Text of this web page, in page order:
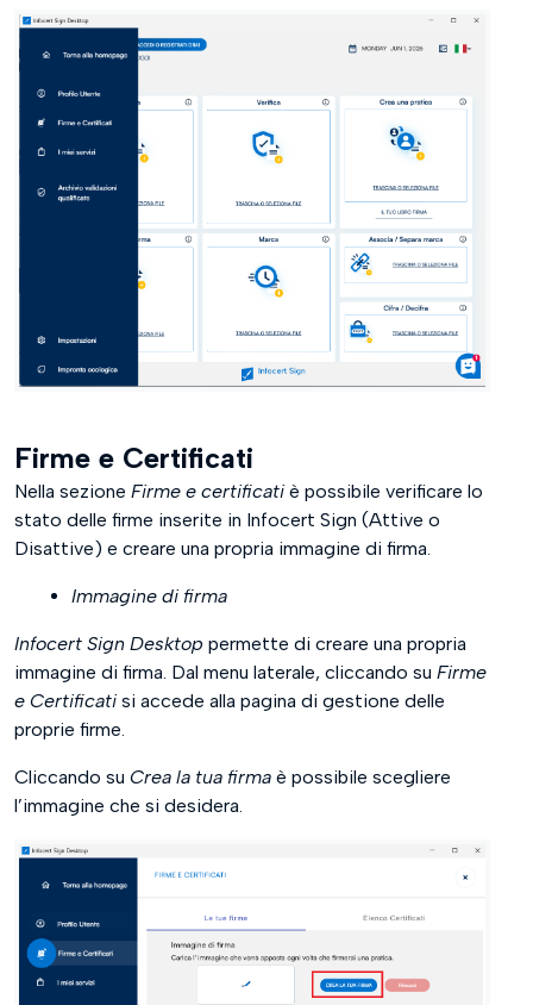
Firme e Certificati
Nella sezione Firme e certificati è possibile verificare lo
stato delle firme inserite in Infocert Sign (Attive o
Disattive) e creare una propria immagine di firma.
Immagine di firma
Infocert Sign Desktop permette di creare una propria
immagine di firma. Dal menu laterale, cliccando su Firme
e Certificati si accede alla pagina di gestione delle
proprie firme.
Cliccando su Crea la tua firma è possibile scegliere
l’immagine che si desidera.